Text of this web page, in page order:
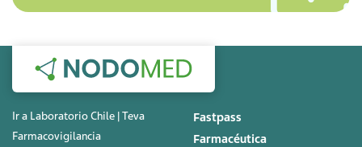
Ir a Laboratorio Chile | Teva
Farmacovigilancia
Fastpass
Farmacéutica